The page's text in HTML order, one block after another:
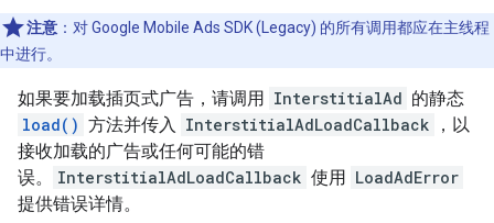
注意 ： 对Google Mobile Ads SDK (Legacy) 的所有调用都应在主线程
中进行。
如果要加载插页式广告，请调用 InterstitialAd 的静态
load() 方法并传入 InterstitialAdLoadCallback
，以
接收加载的广告或任何可能的错
误。
InterstitialAdLoadCallback 使用 LoadAdError
提供错误详情。